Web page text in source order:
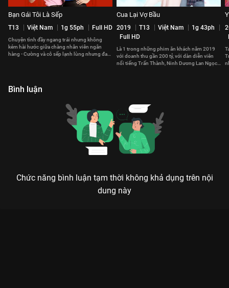
Bạn Gái Tôi Là Sếp
T13 Việt Nam 1g 55ph Full HD
Chuyện tình đầy ngang trái nhưng không
kém hài hước giữa chàng nhân viên ngân
hàng - Cường và cô sếp lạnh lùng nhưng đa
Cua Lại Vợ Bầu
2019 T13 Việt Nam
1g 43ph
Full HD
Là 1 trong những phim ăn khách năm 2019
với doanh thu gần 200 tỷ, với dàn diễn viên
nổi tiếng Trấn Thành, Ninh Dương Lan Ngọc
Bình luận
Chức năng bình luận tạm thời không khả dụng trên nội
dung này